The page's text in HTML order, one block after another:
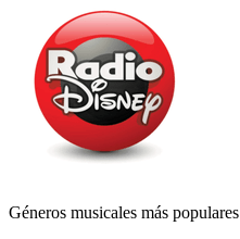
Géneros musicales más populares